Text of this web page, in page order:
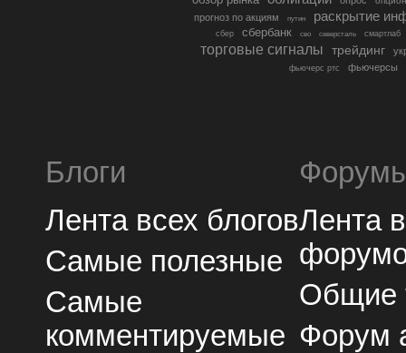
прогноз по акциям путин раскрытие
сбер сбербанк сво северсталь смартлаб
торговые сигналы трейдинг
фьючерс ртс фьючерсы
Блоги
Лента всех блогов
Самые полезные
Самые
комментируемые
Лента
Общие
Форум